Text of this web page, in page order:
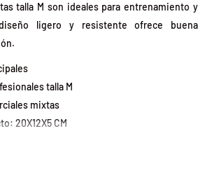
talla M son ideales para entrenamiento y
ligero y resistente ofrece buena
talla M
mixtas
20X12X5 CM